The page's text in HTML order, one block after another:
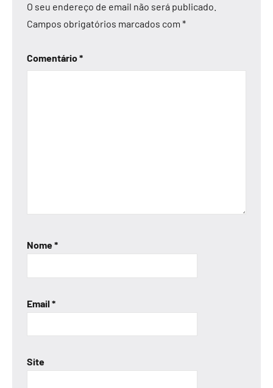
O seu endereço de email não será publicado.
Campos obrigatórios marcados com *
Comentário*
Nome*
Email *
Site